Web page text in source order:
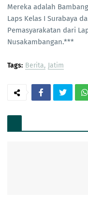
Mereka adalah
Laps Kelas I Surabaya
Pemasyarakatan dari
Nusakambangan.***
Tags: Berita Jatim